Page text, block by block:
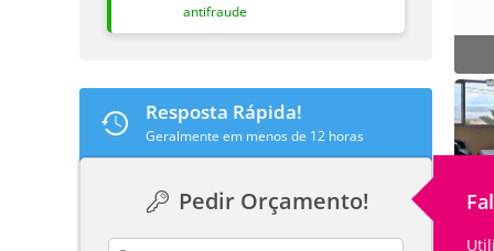
antifraude
Resposta Rápida!
Geralmente em menos de 12 horas
Pedir Orçamento!